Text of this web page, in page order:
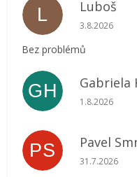
L Luboš
Hodnocení
3.8.2026
Bez problémů
GH Gabriela
Hodnocení
1.8.2026
PS Pavel
Hodnocení
31.7.2026